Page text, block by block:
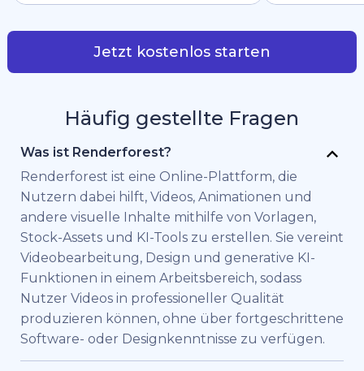
Jetzt kostenlos starten
Häufig gestellte Fragen
Was ist Renderforest?
Renderforest ist eine Online-Plattform, die
Nutzern dabei hilft, Videos, Animationen und
andere visuelle Inhalte mithilfe von Vorlagen,
Stock-Assets und KI-Tools zu erstellen. Sie vereint
Videobearbeitung, Design und generative KI-
Funktionen in einem Arbeitsbereich, sodass
Nutzer Videos in professioneller Qualität
produzieren können, ohne über fortgeschrittene
Software- oder Designkenntnisse zu verfügen.